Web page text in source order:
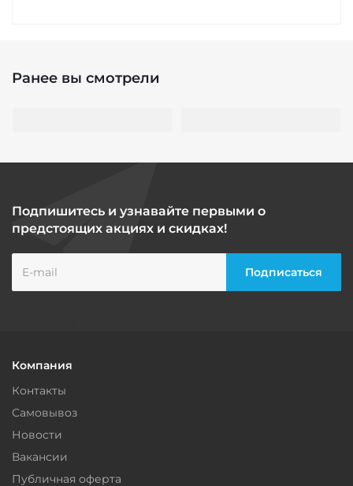
Ранее вы смотрели
Подпишитесь и узнавайте первыми о
предстоящих акциях и скидках!
Компания
Контакты
Самовывоз
Новости
Вакансии
Публичная оферта